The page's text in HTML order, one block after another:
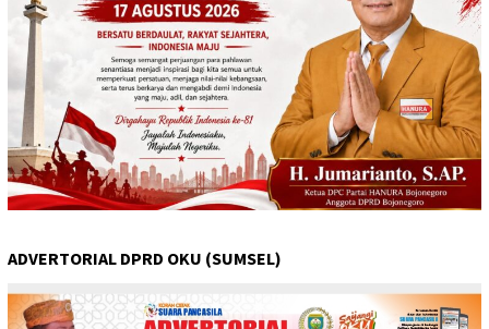
ADVERTORIAL DPRD OKU (SUMSEL)